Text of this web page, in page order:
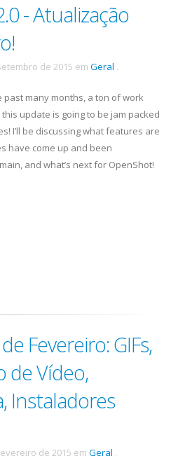
- Atualização
de 2015 em Geral .
past many months, a ton of work
update is going to be jam packed
I’ll be discussing what features are
have come up and been
and what’s next for OpenShot!
Fevereiro: GIFs,
de Vídeo,
Instaladores
de 2015 em Geral .